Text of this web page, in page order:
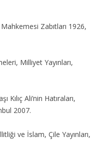
Zabıtları 1926,
Milliyet Yayınları,
Kılıç Ali’nin Hatıraları,
2007.
ve İslam, Çile Yayınları,